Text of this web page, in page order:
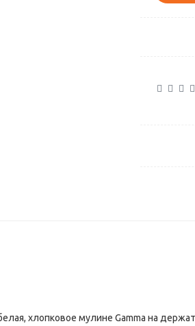
хлопковое мулине Gamma на